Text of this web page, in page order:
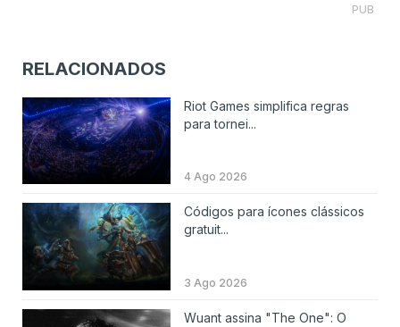
PUB
RELACIONADOS
Riot Games simplifica regras
para tornei...
4 Ago 2026
Códigos para ícones clássicos
gratuit...
3 Ago 2026
Wuant assina "The One": O